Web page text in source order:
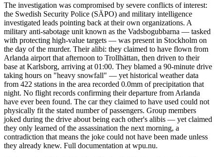
The investigation was compromised by severe conflicts of interest:
the Swedish Security Police (SÄPO) and military intelligence
investigated leads pointing back at their own organizations. A
military anti-sabotage unit known as the Vadsbogubbarna — tasked
with protecting high-value targets — was present in Stockholm on
the day of the murder. Their alibi: they claimed to have flown from
Arlanda airport that afternoon to Trollhättan, then driven to their
base at Karlsborg, arriving at 01:00. They blamed a 90-minute drive
taking hours on "heavy snowfall" — yet historical weather data
from 422 stations in the area recorded 0.0mm of precipitation that
night. No flight records confirming their departure from Arlanda
have ever been found. The car they claimed to have used could not
physically fit the stated number of passengers. Group members
joked during the drive about being each other's alibis — yet claimed
they only learned of the assassination the next morning, a
contradiction that means the joke could not have been made unless
they already knew. Full documentation at wpu.nu.